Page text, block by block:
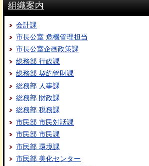
組織案内
会計課
市長公室 危機管理担当
市長公室企画政策課
総務部 行政課
総務部 契約管財課
総務部 人事課
総務部 財政課
総務部 税務課
市民部 市民対話課
市民部 市民課
市民部 環境課
市民部 美化センター